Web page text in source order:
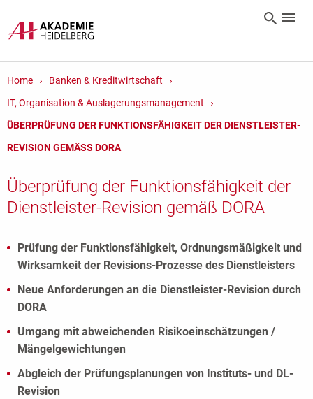
Home
Banken & Kreditwirtschaft
IT, Organisation & Auslagerungsmanagement
ÜBERPRÜFUNG DER FUNKTIONSFÄHIGKEIT DER DIENSTLEISTER-
REVISION GEMÄSS DORA
Überprüfung der Funktionsfähigkeit der
Dienstleister-Revision gemäß DORA
Prüfung der Funktionsfähigkeit, Ordnungsmäßigkeit und
Wirksamkeit der Revisions-Prozesse des Dienstleisters
Neue Anforderungen an die Dienstleister-Revision durch
DORA
Umgang mit abweichenden Risikoeinschätzungen /
Mängelgewichtungen
Abgleich der Prüfungsplanungen von Instituts- und DL-
Revision